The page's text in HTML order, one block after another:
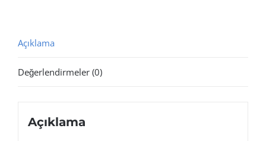
adet
Açıklama
Değerlendirmeler (0)
Açıklama